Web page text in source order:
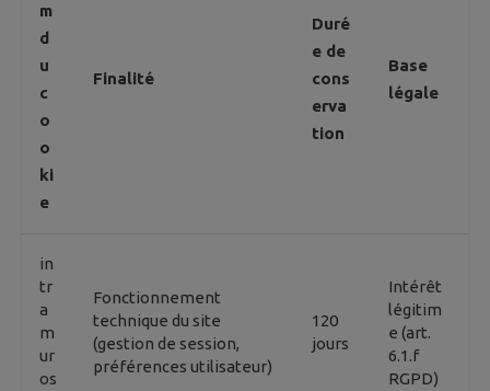
m
d
u
c
o
o
ki
e
Finalité
Duré
e de
cons
erva
tion
Base
légale
in
tr
a
m
ur
os
Fonctionnement
technique du site
(gestion de session,
préférences utilisateur)
120
jours
Intérêt
légitim
e (art.
6.1.f
RGPD)